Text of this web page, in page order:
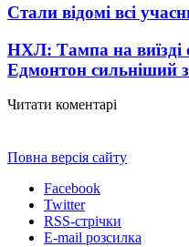
Стали відомі всі
НХЛ: Тампа на виїзді
Едмонтон сильніший
Читати коментарі
Повна версія сайту
Facebook
Twitter
RSS-стрічки
E-mail розсилка